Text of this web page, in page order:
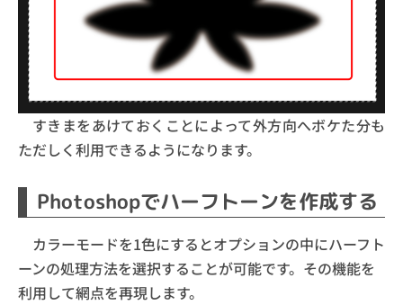
すきまをあけておくことによって外方向へボケた分も
ただしく利用できるようになります。
Photoshopでハーフトーンを作成する
カラーモードを1色にするとオプションの中にハーフト
ーンの処理方法を選択することが可能です。その機能を
利用して網点を再現します。